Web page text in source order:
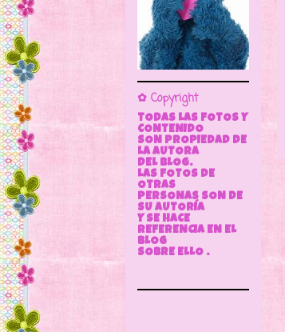
✿ Copyright
TODAS LAS FOTOS Y
CONTENIDO
SON PROPIEDAD DE
LA AUTORA
DEL BLOG.
LAS FOTOS DE
OTRAS
PERSONAS SON DE
SU AUTORÍA
Y SE HACE
REFERENCIA EN EL
BLOG
SOBRE ELLO .